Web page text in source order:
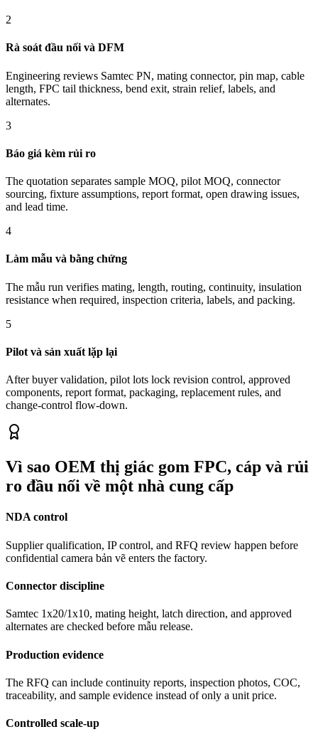
2
Rà soát đầu nối và DFM
Engineering reviews Samtec PN, mating connector, pin map, cable
length, FPC tail thickness, bend exit, strain relief, labels, and
alternates.
3
Báo giá kèm rủi ro
The quotation separates sample MOQ, pilot MOQ, connector
sourcing, fixture assumptions, report format, open drawing issues,
and lead time.
4
Làm mẫu và bằng chứng
The mẫu run verifies mating, length, routing, continuity, insulation
resistance when required, inspection criteria, labels, and packing.
5
Pilot và sản xuất lặp lại
After buyer validation, pilot lots lock revision control, approved
components, report format, packaging, replacement rules, and
change-control flow-down.
Vì sao OEM thị giác gom FPC, cáp và rủi
ro đầu nối về một nhà cung cấp
NDA control
Supplier qualification, IP control, and RFQ review happen before
confidential camera bản vẽ enters the factory.
Connector discipline
Samtec 1x20/1x10, mating height, latch direction, and approved
alternates are checked before mẫu release.
Production evidence
The RFQ can include continuity reports, inspection photos, COC,
traceability, and sample evidence instead of only a unit price.
Controlled scale-up